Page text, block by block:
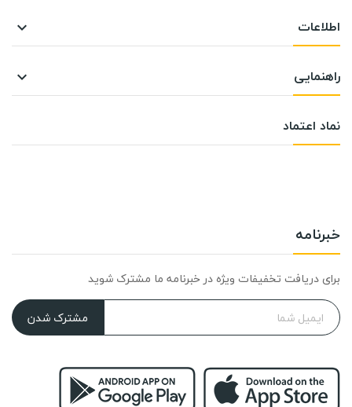
اطلاعات 
راهنمایی 
نماد اعتماد
خبرنامه
برای دریافت تخفیفات ویژه در خبرنامه ما مشترک شوید
مشترک شدن